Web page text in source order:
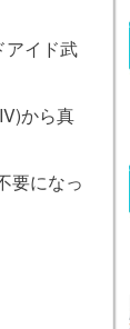
アイド武
から真
要になっ